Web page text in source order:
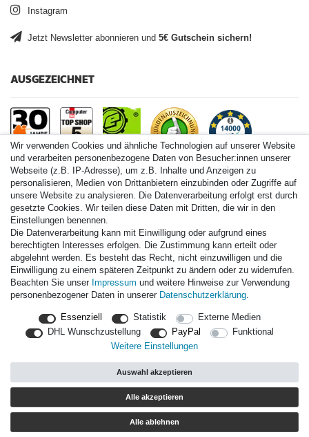
Instagram
Jetzt Newsletter abonnieren und 5€ Gutschein sichern!
AUSGEZEICHNET
Paintball.de World
Paintball Shop International
Spares Shop North America
* Alle Preise inkl. ges. MwSt. zzgl. Versandkosten
Zahlungsarten
Versand
Durchschnittliche Bewertung von paintball.debei Trustami:
14.000
Bewertungen
Bewertungsgrundlage des Anbieters: 3 Verkaufs- und 3
Bewertungsplattformen
22 Jahre Erfahrung
Wir verwenden Cookies und ähnliche Technologien auf unserer Website
und verarbeiten personenbezogene Daten von Besucher:innen unserer
Webseite (z.B. IP-Adresse), um z.B. Inhalte und Anzeigen zu
personalisieren, Medien von Drittanbietern einzubinden oder Zugriffe auf
unsere Website zu analysieren. Die Datenverarbeitung erfolgt erst durch
gesetzte Cookies. Wir teilen diese Daten mit Dritten, die wir in den
Einstellungen benennen.
Die Datenverarbeitung kann mit Einwilligung oder aufgrund eines
berechtigten Interesses erfolgen. Die Zustimmung kann erteilt oder
abgelehnt werden. Es besteht das Recht, nicht einzuwilligen und die
Einwilligung zu einem späteren Zeitpunkt zu ändern oder zu widerrufen.
Beachten Sie unser Impressum und weitere Hinweise zur Verwendung
personenbezogener Daten in unserer Daten­schutz­erklärung.
Essenziell Statistik
Externe Medien
DHL Wunschzustellung
PayPal
Funktional
Weitere Einstellungen
Alle akzeptieren
Alle ablehnen
Auswahl akzeptieren